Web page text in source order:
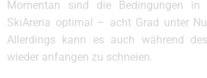
Momentan sind die Bedingungen
SkiArena optimal – acht Grad unter
Allerdings kann es auch während
wieder anfangen zu schneien.